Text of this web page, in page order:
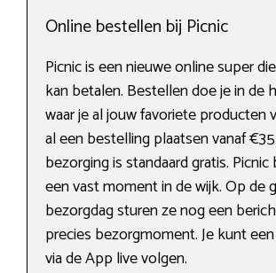
Online bestellen bij Picnic
Picnic is een nieuwe online super
kan betalen. Bestellen doe je in de
waar je al jouw favoriete producten
al een bestelling plaatsen vanaf
bezorging is standaard gratis.
een vast moment in de wijk. Op de
bezorgdag sturen ze nog een
precies bezorgmoment. Je kunt
via de App live volgen.